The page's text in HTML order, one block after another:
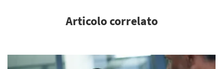
Articolo correlato